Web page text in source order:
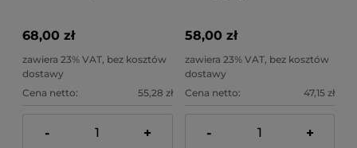
68,00 zł
zawiera 23% VAT, bez kosztów
dostawy
Cena netto:
55,28 zł
- +
58,00 zł
zawiera 23% VAT, bez kosztów
dostawy
Cena netto:
47,15 zł
- +